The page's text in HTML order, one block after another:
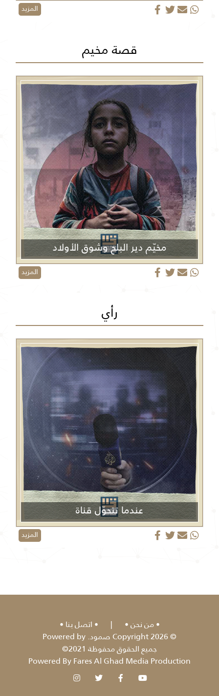
المزيد
قصة مخيم
مخيّم دير البلح وشوق الأولاد
المزيد
رأي
عندما تتحوّل قناة
الجزيرة من منبر إعلامي إلى منصة دعائية
المزيد
من نحن |
اتصل بنا
© 2026 Copyright صمود. Powered by
جميع الحقوق محفوظة 2021©
Powered By Fares Al Ghad Media Production